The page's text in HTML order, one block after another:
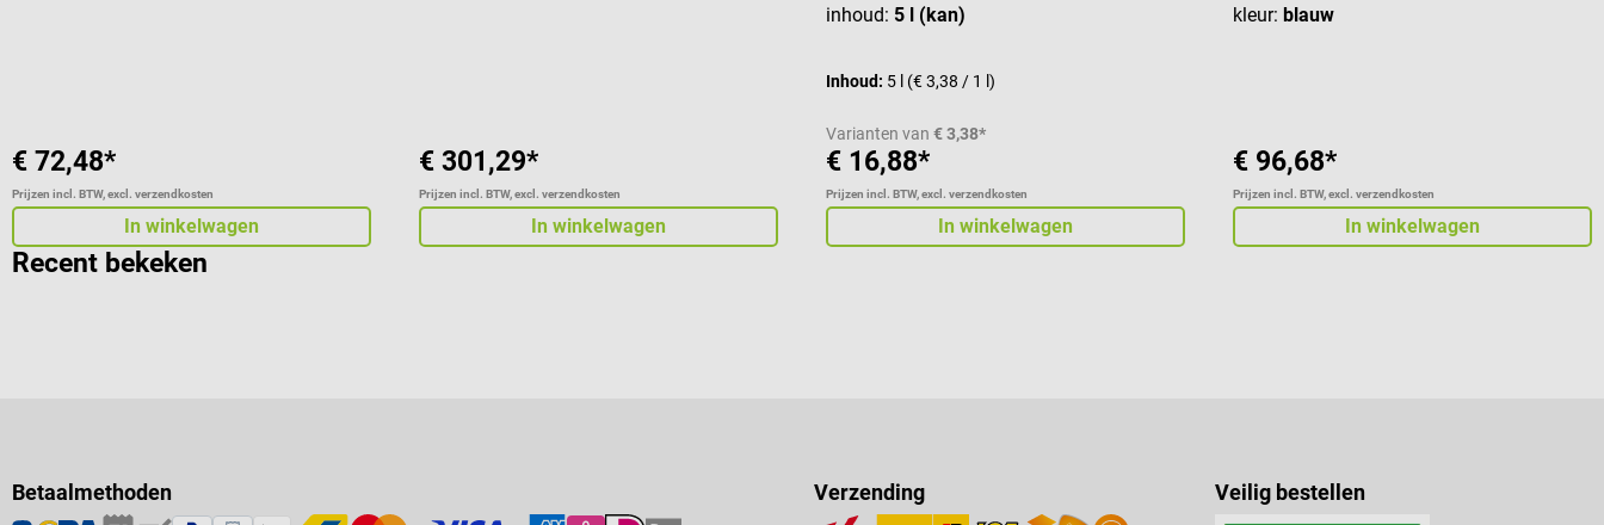
€ 72,48*
Prijzen incl. BTW, excl. verzendkosten
In winkelwagen
€ 301,29*
Prijzen incl. BTW, excl. verzendkosten
In winkelwagen
inhoud: 5 l (kan)
Inhoud: 5 l (€ 3,38 / 1 l)
Varianten van € 3,38*
€ 16,88*
Prijzen incl. BTW, excl. verzendkosten
In winkelwagen
kleur: blauw
€ 96,68*
Prijzen incl. BTW, excl. verzendkosten
In winkelwagen
Recent bekeken
Betaalmethoden Verzending Veilig bestellen